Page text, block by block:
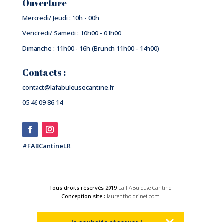
Ouverture
Mercredi/ Jeudi : 10h - 00h
Vendredi/ Samedi : 10h00 - 01h00
Dimanche : 11h00 - 16h (Brunch 11h00 - 14h00)
Contacts :
contact@lafabuleusecantine.fr
05 46 09 86 14
#FABCantineLR
Tous droits réservés 2019 La FABuleuse Cantine
Conception site : laurentholdrinet.com